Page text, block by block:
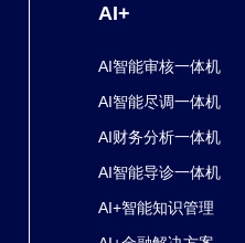
AI+
AI智能审核一体机
AI智能尽调一体机
AI财务分析一体机
AI智能导诊一体机
AI+智能知识管理